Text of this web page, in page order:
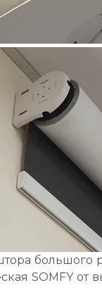
большого
SOMFY от